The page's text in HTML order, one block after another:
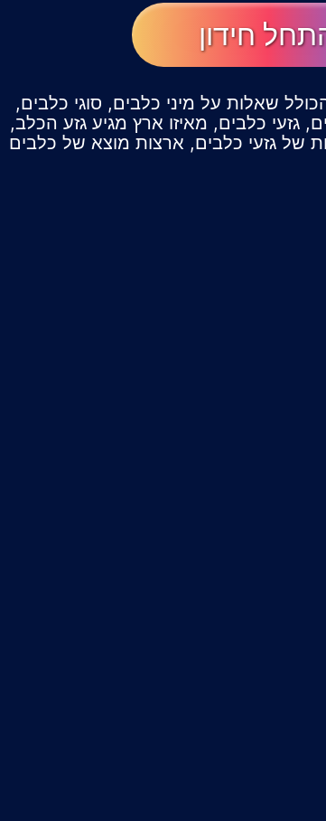
חידון
שאלות על מיני כלבים, סוגי כלבים,
גזעי כלבים, מאיזו ארץ מגיע גזע הכלב,
של גזעי כלבים, ארצות מוצא של כלבים